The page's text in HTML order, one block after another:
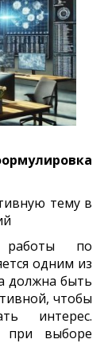
тему в
по
одним из
должна быть
чтобы
интерес.
при выборе